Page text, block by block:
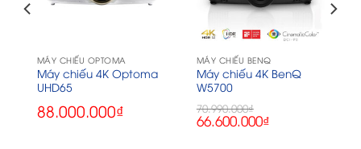
MÁY CHIẾU OPTOMA
Máy chiếu 4K Optoma
UHD65
88.000.000₫
MÁY CHIẾU BENQ
Máy chiếu 4K BenQ
W5700
70.990.000₫
Giá
gốc
66.600.000₫Giá
hiện